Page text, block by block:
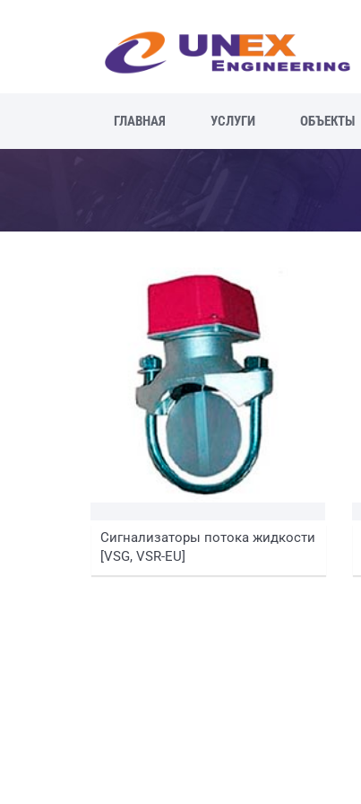
ГЛАВНАЯ УСЛУГИ ОБЪЕКТЫ
Сигнализаторы потока жидкости
[VSG, VSR-EU]